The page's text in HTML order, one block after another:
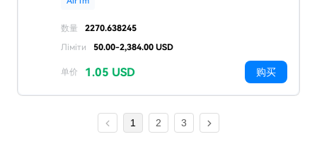
数量
2270.638245
Ліміти
50.00-2,384.00 USD
单价 1.05 USD 购买
1 2 3